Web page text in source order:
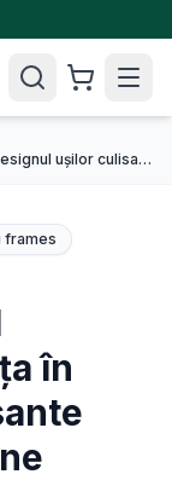
Descoperă sistemul AluFrames: Excelența în designul ușilor culisante pentru spații moderne
frames
în